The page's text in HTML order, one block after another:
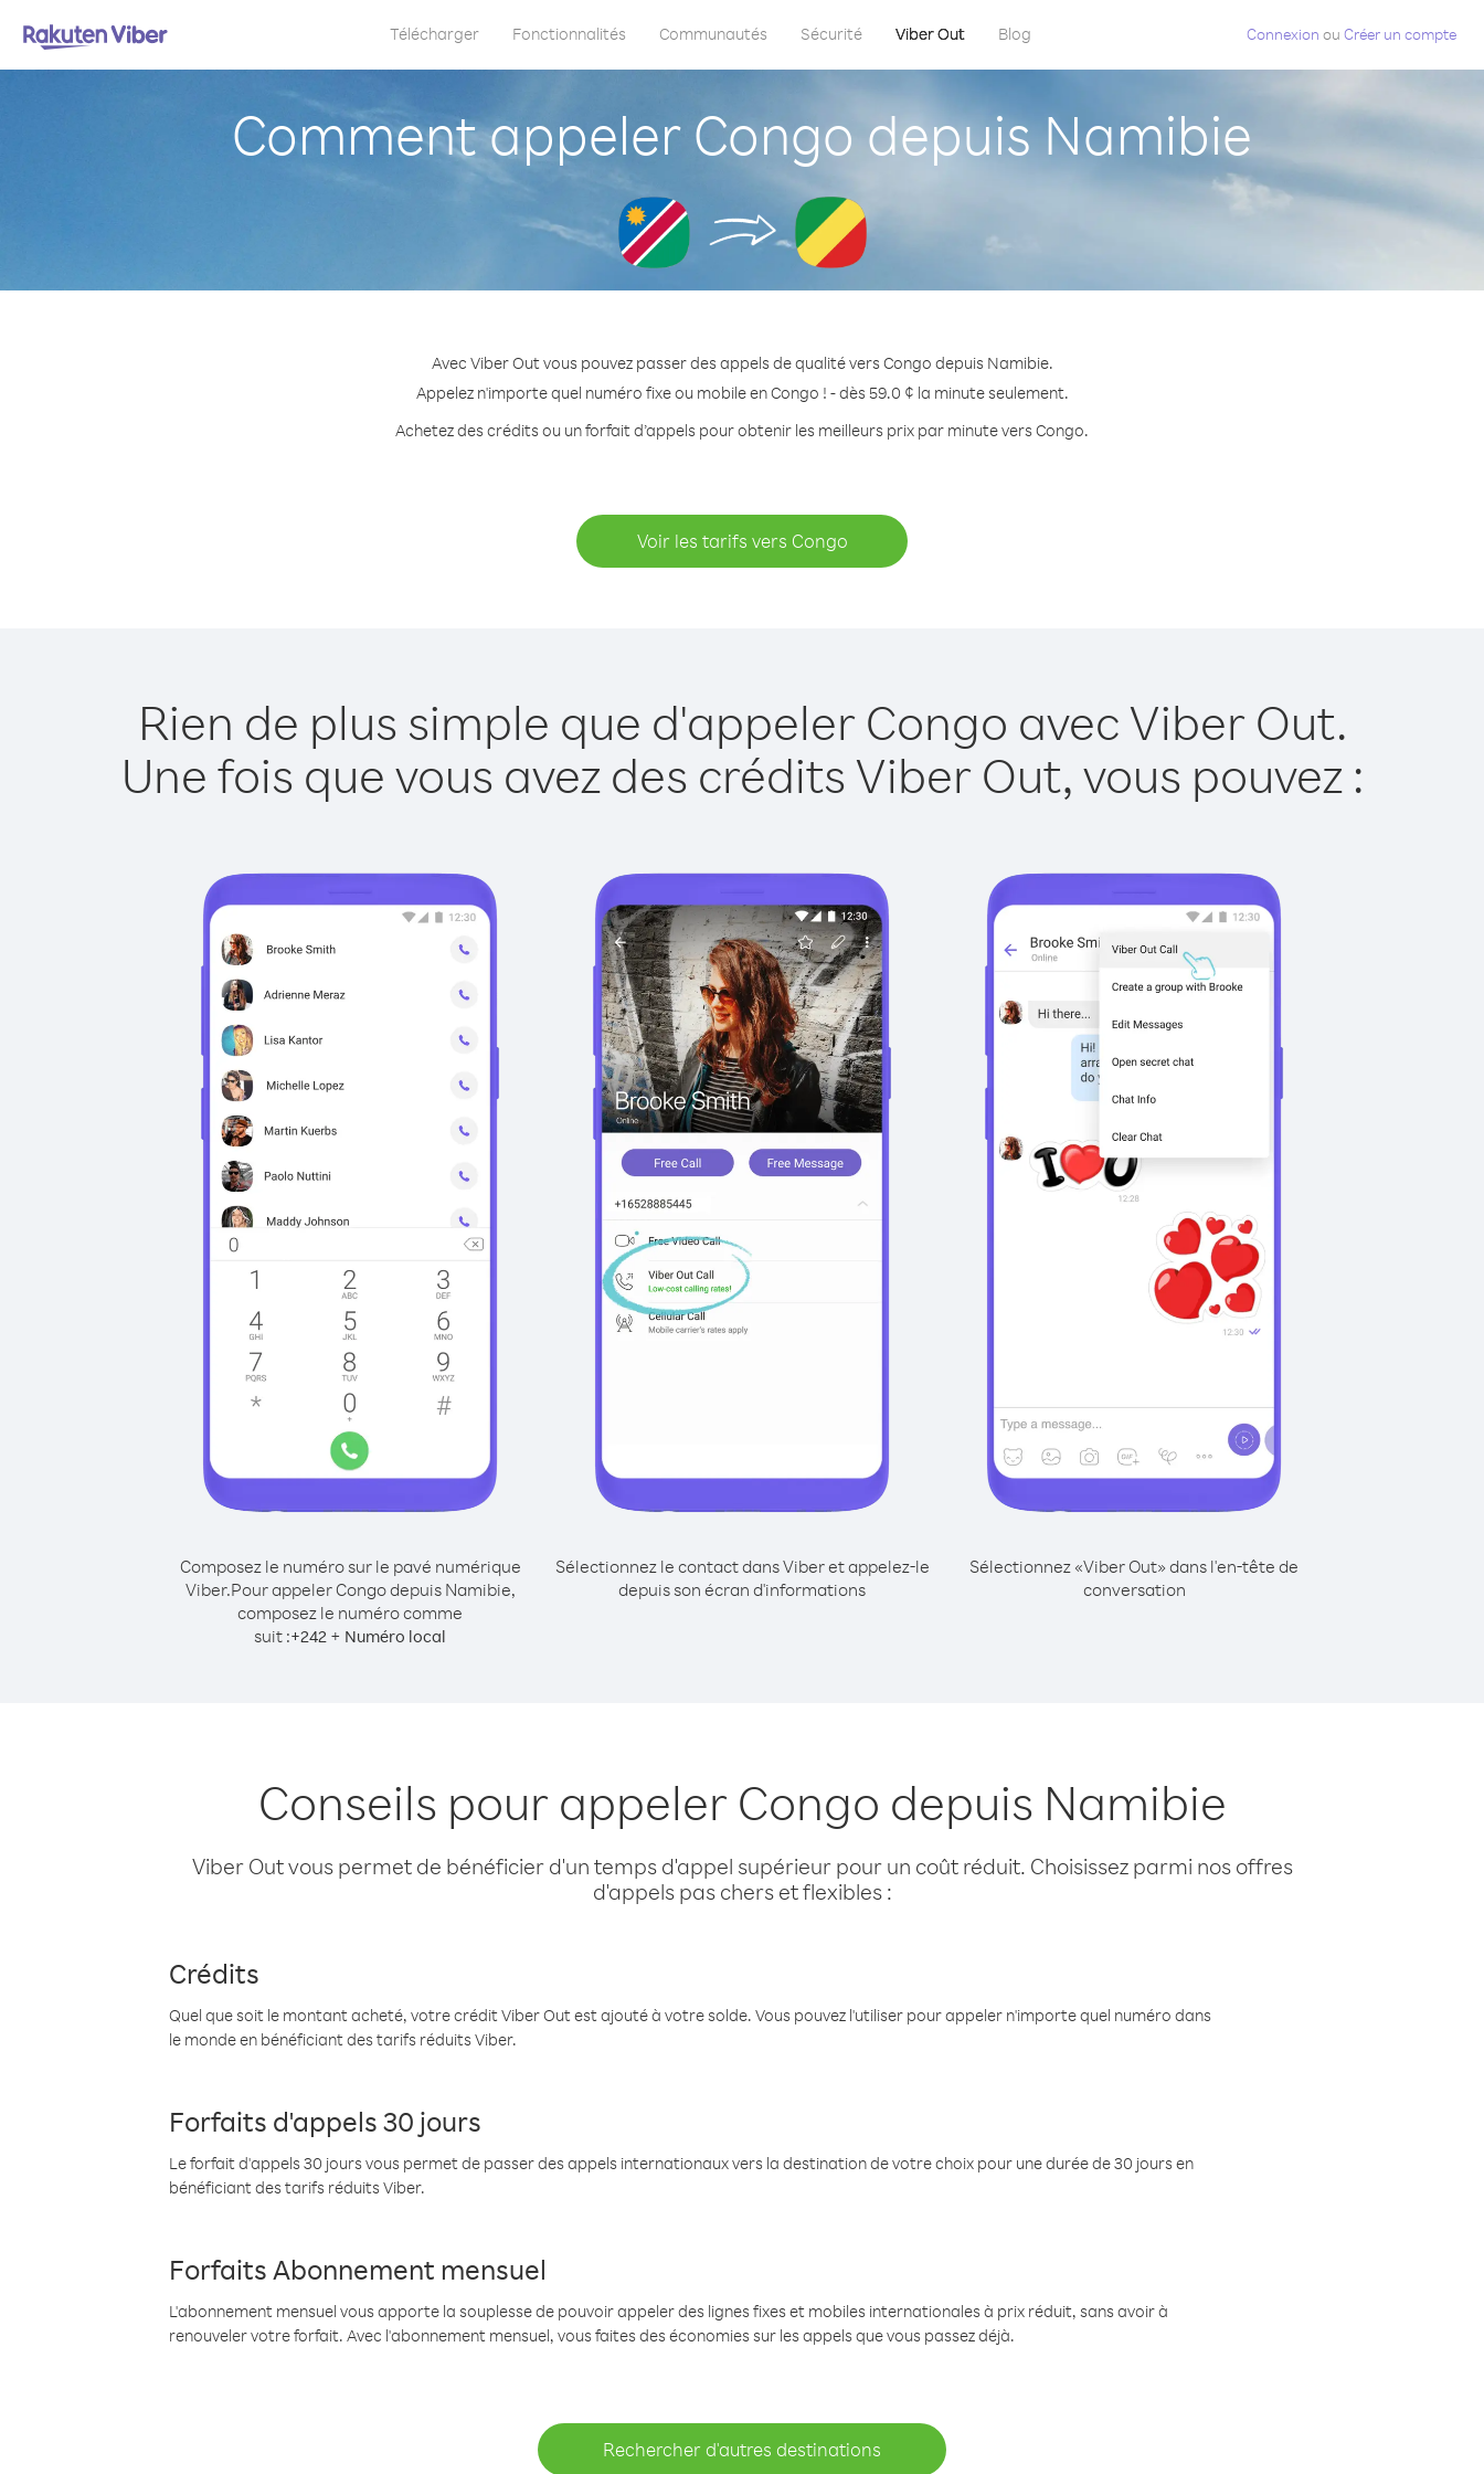
Télécharger Fonctionnalités Communautés Sécurité Viber Out Blog Connexion ou Créer un compte
Comment appeler Congo depuis Namibie
Avec Viber Out vous pouvez passer des appels de qualité vers Congo depuis Namibie.
Appelez n'importe quel numéro fixe ou mobile en Congo ! - dès 59.0 ¢ la minute seulement.
Achetez des crédits ou un forfait d’appels pour obtenir les meilleurs prix par minute vers Congo.
Voir les tarifs vers Congo
Rien de plus simple que d'appeler Congo avec Viber Out.
Une fois que vous avez des crédits Viber Out, vous pouvez :
Composez le numéro sur le pavé numérique
Viber.Pour appeler Congo depuis Namibie,
composez le numéro comme
suit :+242 + Numéro local
Sélectionnez le contact dans Viber et appelez-le
depuis son écran d'informations
Sélectionnez «Viber Out» dans l'en-tête de
conversation
Conseils pour appeler Congo depuis Namibie
Viber Out vous permet de bénéficier d'un temps d'appel supérieur pour un coût réduit. Choisissez parmi nos offres
d'appels pas chers et flexibles :
Crédits
Quel que soit le montant acheté, votre crédit Viber Out est ajouté à votre solde. Vous pouvez l'utiliser pour appeler n'importe quel numéro dans
le monde en bénéficiant des tarifs réduits Viber.
Forfaits d'appels 30 jours
Le forfait d'appels 30 jours vous permet de passer des appels internationaux vers la destination de votre choix pour une durée de 30 jours en
bénéficiant des tarifs réduits Viber.
Forfaits Abonnement mensuel
L'abonnement mensuel vous apporte la souplesse de pouvoir appeler des lignes fixes et mobiles internationales à prix réduit, sans avoir à
renouveler votre forfait. Avec l'abonnement mensuel, vous faites des économies sur les appels que vous passez déjà.
Rechercher d'autres destinations